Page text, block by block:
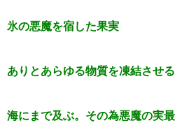
氷の悪魔を宿した果実
ありとあらゆる物質を凍結させ
海にまで及ぶ。その為悪魔の実